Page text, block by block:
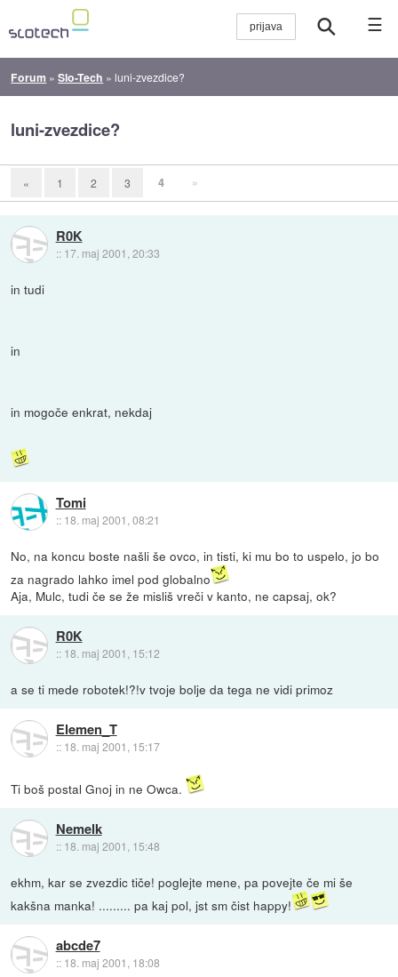
☰
Forum »Slo-Tech » luni-zvezdice?
luni-zvezdice?
« 1 2 3 4 »
R0K
:: 17. maj 2001, 20:33
in tudi
in
in mogoče enkrat, nekdaj
Tomi
:: 18. maj 2001, 08:21
No, na koncu boste našli še ovco, in tisti, ki mu bo to uspelo, jo bo
za nagrado lahko imel pod globalno
Aja, Mulc, tudi če se že misliš vreči v kanto, ne capsaj, ok?
R0K
:: 18. maj 2001, 15:12
a se ti mede robotek!?!v tvoje bolje da tega ne vidi primoz
Elemen_T
:: 18. maj 2001, 15:17
Ti boš postal Gnoj in ne Owca.
Nemelk
:: 18. maj 2001, 15:48
ekhm, kar se zvezdic tiče! poglejte mene, pa povejte če mi še
kakšna manka! ......... pa kaj pol, jst sm čist happy!
abcde7
:: 18. maj 2001, 18:08